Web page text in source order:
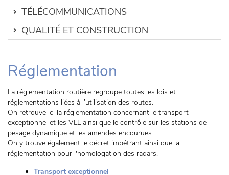
TÉLÉCOMMUNICATIONS
QUALITÉ ET CONSTRUCTION
Réglementation
La réglementation routière regroupe toutes les lois et
réglementations liées à l’utilisation des routes.
On retrouve ici la réglementation concernant le transport
exceptionnel et les VLL ainsi que le contrôle sur les stations de
pesage dynamique et les amendes encourues.
On y trouve également le décret impétrant ainsi que la
réglementation pour l'homologation des radars.
Transport exceptionnel